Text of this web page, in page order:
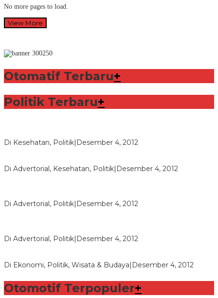
No more pages to load.
View More
Otomatif Terbaru+
Politik Terbaru+
Di Kesehatan, Politik Desember 4, 2012
Di Advertorial, Kesehatan, Politik Desember 4, 2012
Di Advertorial, Politik Desember 4, 2012
Di Advertorial, Politik Desember 4, 2012
Di Ekonomi, Politik, Wisata & Budaya Desember 4, 2012
Otomotif Terpopuler+